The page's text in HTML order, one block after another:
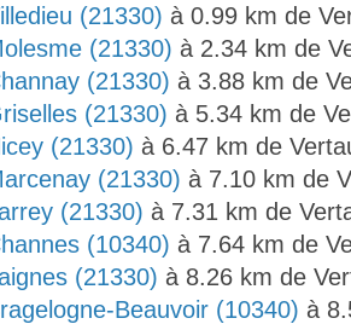
(21330) à 0.99 km de
(21330) à 2.34 km de
(21330) à 3.88 km de
(21330) à 5.34 km de
(21330) à 6.47 km de
(21330) à 7.10 km de
(21330) à 7.31 km de
(10340) à 7.64 km de
(21330) à 8.26 km de
Beauvoir (10340) à